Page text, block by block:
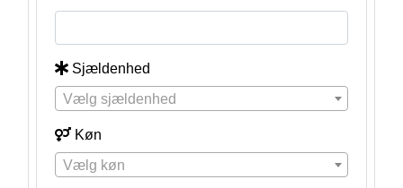
Sjældenhed
Vælg sjældenhed
Køn
Vælg køn